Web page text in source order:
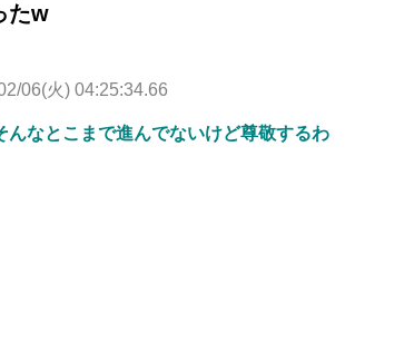
たw
06(火) 04:25:34.66
なとこまで進んでないけど尊敬するわ